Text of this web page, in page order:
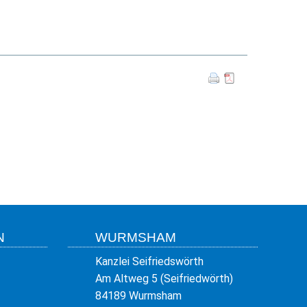
WURMSHAM
Kanzlei Seifriedswörth
Am Altweg 5 (Seifriedwörth)
84189 Wurmsham